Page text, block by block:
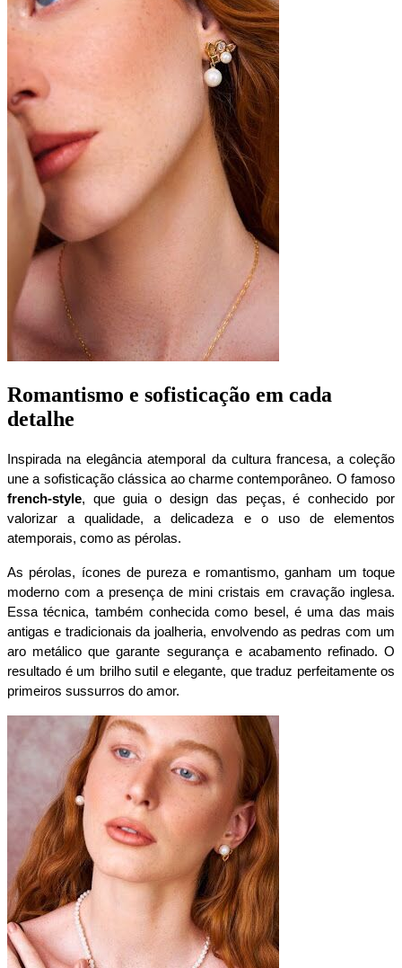
Romantismo e sofisticação em cada
detalhe
Inspirada na elegância atemporal da cultura francesa, a coleção
french-style, que guia o design das peças, é conhecido por
valorizar a qualidade, a delicadeza e o uso de elementos
atemporais, como as pérolas.
As pérolas, ícones de pureza e romantismo, ganham um toque
moderno com a presença de mini cristais em cravação inglesa.
Essa técnica, também conhecida como besel, é uma das mais
antigas e tradicionais da joalheria, envolvendo as pedras com um
aro metálico que garante segurança e acabamento refinado. O
resultado é um brilho sutil e elegante, que traduz perfeitamente os
primeiros sussurros do amor.